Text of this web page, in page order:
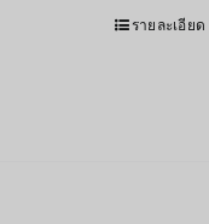
รายละเอียด